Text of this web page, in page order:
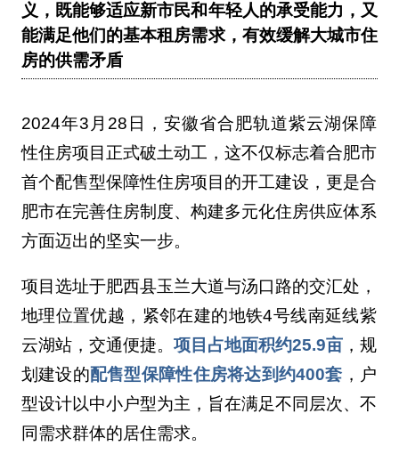
义，既能够适应新市民和年轻人的承受能力，又
能满足他们的基本租房需求，有效缓解大城市住
房的供需矛盾
2024年3月28日，安徽省合肥轨道紫云湖保障
性住房项目正式破土动工，这不仅标志着合肥市
首个配售型保障性住房项目的开工建设，更是合
肥市在完善住房制度、构建多元化住房供应体系
方面迈出的坚实一步。
项目选址于肥西县玉兰大道与汤口路的交汇处，
地理位置优越，紧邻在建的地铁4号线南延线紫
云湖站，交通便捷。 项目占地面积约25.9亩，规
划建设的配售型保障性住房将达到约400套 ，户
型设计以中小户型为主，旨在满足不同层次、不
同需求群体的居住需求。